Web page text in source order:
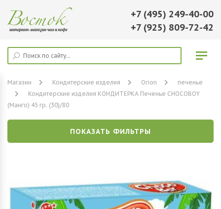
+7 (495) 249-40-00
+7 (925) 809-72-42
Магазин Кондитерские изделия Orion
печенье
Кондитерские изделия КОНДИТЕРКА Печенье CHOCOBOY
(Манго) 45 гр. (30)/80
ПОКАЗАТЬ ФИЛЬТРЫ